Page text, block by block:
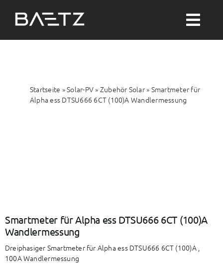
Inhalt
springen
Solar-PV
BAETZ Energy
Mein Konto
Startseite »Solar-PV» Zubehör Solar» Smartmeter für
Alpha ess DTSU666 6CT (100)A Wandlermessung
Smartmeter für Alpha ess DTSU666 6CT (100)A
Wandlermessung
Dreiphasiger Smartmeter für Alpha ess DTSU666 6CT (100)A ,
100A Wandlermessung